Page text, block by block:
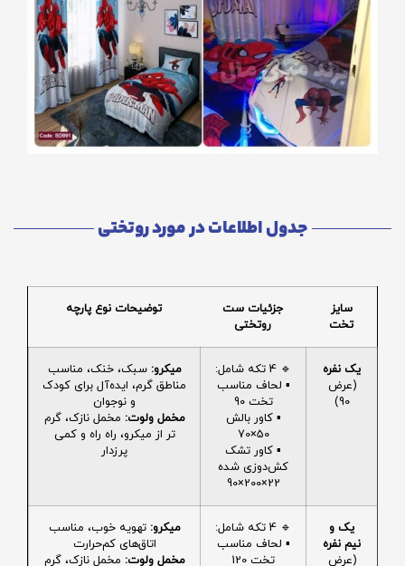
جدول اطلاعات در مورد روتختی
سایز
تخت
جزئیات ست
روتختی
توضیحات نوع پارچه
یک نفره
(عرض
90)
🔹 4 تکه شامل:
▪️ لحاف مناسب
تخت 90
▪️ کاور بالش
50×70
▪️ کاور تشک
کش‌دوزی شده
22×200×90
میکرو: سبک، خنک، مناسب
مناطق گرم، ایده‌آل برای کودک
و نوجوان
مخمل ولوت: مخمل نازک، گرم
تر از میکرو، راه راه و کمی
پرزدار
یک و
نیم نفره
(عرض
🔹 4 تکه شامل:
▪️ لحاف مناسب
تخت 120
میکرو: تهویه خوب، مناسب
اتاق‌های کم‌حرارت
مخمل ولوت: مخمل نازک، گرم